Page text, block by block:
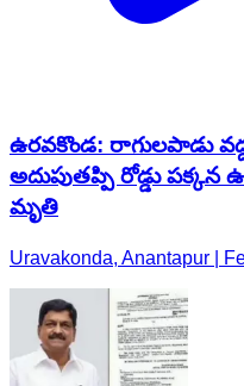
ఉరవకొండ: రాగులపాడు
అదుపుతప్పి రోడ్డు పక్కన
మృతి
Uravakonda, Anantapur |